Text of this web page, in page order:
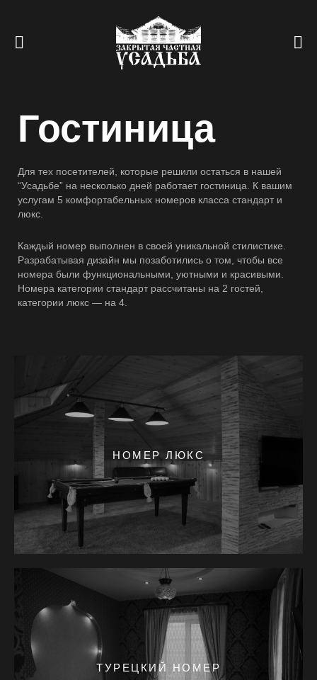
Гостиница
Для тех посетителей, которые решили остаться в нашей
“Усадьбе” на несколько дней работает гостиница. К вашим
услугам 5 комфортабельных номеров класса стандарт и
люкс.
Каждый номер выполнен в своей уникальной стилистике.
Разрабатывая дизайн мы позаботились о том, чтобы все
номера были функциональными, уютными и красивыми.
Номера категории стандарт рассчитаны на 2 гостей,
категории люкс — на 4.
НОМЕР ЛЮКС
ТУРЕЦКИЙ НОМЕР